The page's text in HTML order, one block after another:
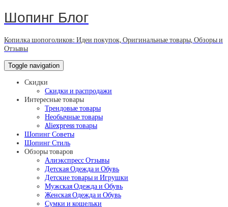
Шопинг Блог
Копилка шопоголиков: Идеи покупок, Оригинальные товары, Обзоры и
Отзывы
Toggle navigation
Скидки
Скидки и распродажи
Интересные товары
Трендовые товары
Необычные товары
Aliexpress товары
Шопинг Советы
Шопинг Стиль
Обзоры товаров
Алиэкспресс Отзывы
Детская Одежда и Обувь
Детские товары и Игрушки
Мужская Одежда и Обувь
Женская Одежда и Обувь
Сумки и кошельки